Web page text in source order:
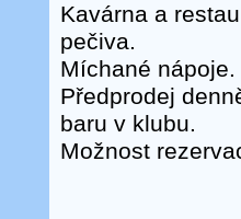
Kavárna a
pečiva.
Míchané nápoje.
Předprodej
baru v klubu.
Možnost